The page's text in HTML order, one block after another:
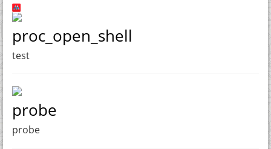
proc_open_shell
test
probe
probe